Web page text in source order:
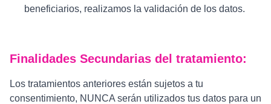
beneficiarios, realizamos la validación de los datos.
Finalidades Secundarias del tratamiento:
Los tratamientos anteriores están sujetos a tu
consentimiento, NUNCA serán utilizados tus datos para un